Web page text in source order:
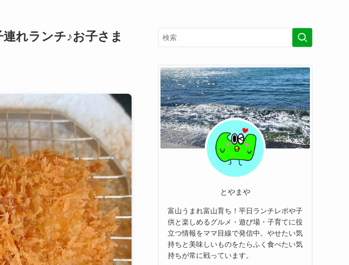
れランチ♪お子さま
とやまや
富山うまれ富山育ち！平日ランチレポや子
供と楽しめるグルメ・遊び場・子育てに役
立つ情報をママ目線で発信中。やせたい気
持ちと美味しいものをたらふく食べたい気
持ちが常に戦っています。